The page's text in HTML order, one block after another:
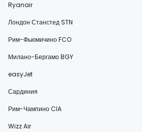
Ryanair
Лондон Станстед STN
Рим-Фьюмичино FCO
Милано-Бергамо BGY
easyJet
Сардиния
Рим-Чампино CIA
Wizz Air